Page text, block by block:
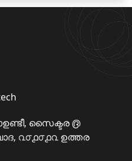
സൈക്ടര ൫
൨൦൧൦൧൨ ഉത്തര